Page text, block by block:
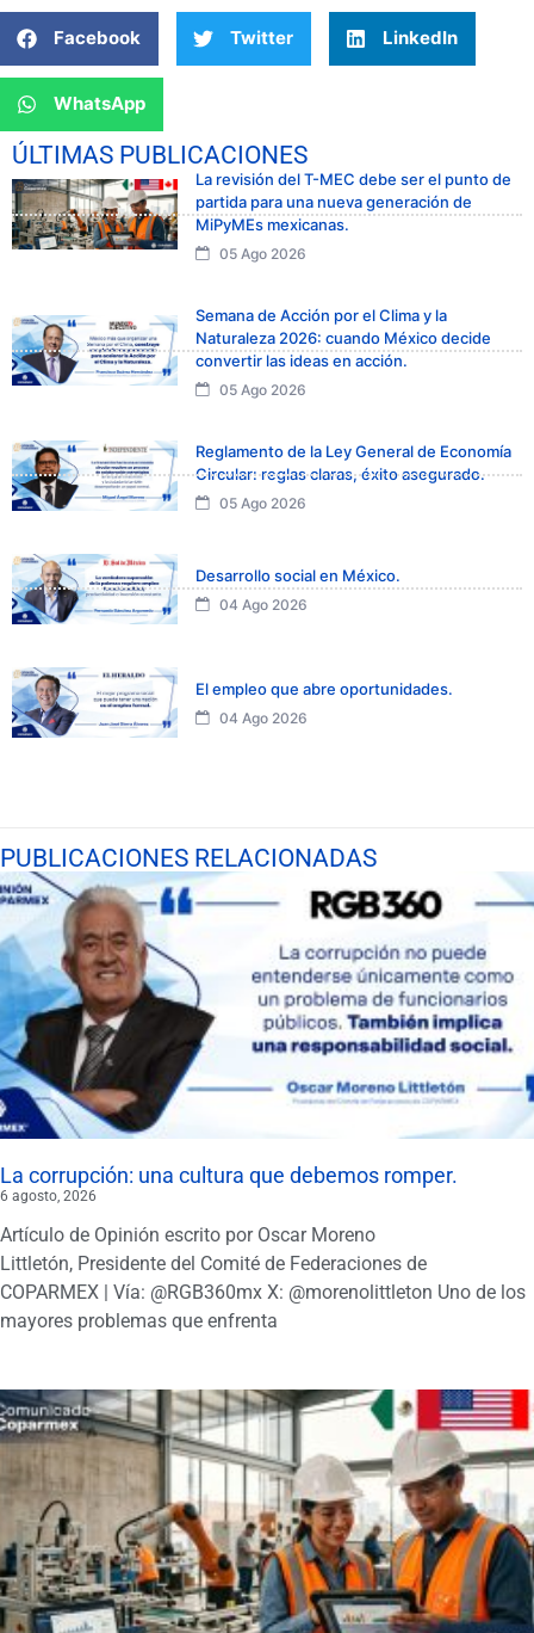
Facebook Twitter LinkedIn
WhatsApp
ÚLTIMAS PUBLICACIONES
La revisión del T-MEC debe ser el punto de
partida para una nueva generación de
MiPyMEs mexicanas.
05 Ago 2026
Semana de Acción por el Clima y la
Naturaleza 2026: cuando México decide
convertir las ideas en acción.
05 Ago 2026
Reglamento de la Ley General de Economía
Circular: reglas claras, éxito asegurado.
05 Ago 2026
Desarrollo social en México.
04 Ago 2026
El empleo que abre oportunidades.
04 Ago 2026
PUBLICACIONES RELACIONADAS
La corrupción: una cultura que debemos romper.
6 agosto, 2026
Artículo de Opinión escrito por Oscar Moreno
Littletón, Presidente del Comité de Federaciones de
COPARMEX | Vía: @RGB360mx X: @morenolittleton Uno de los
mayores problemas que enfrenta